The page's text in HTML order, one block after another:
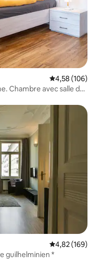
Évaluation
4,58 (106)
Chambre avec salle de
Évaluation
4,82 (169)
guilhelminien *